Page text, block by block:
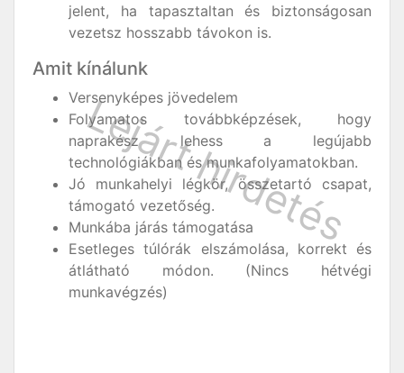
jelent, ha tapasztaltan és biztonságosan
vezetsz hosszabb távokon is.
Amit kínálunk
Versenyképes jövedelem
Folyamatos továbbképzések, hogy
naprakész lehess a legújabb
technológiákban és munkafolyamatokban.
Jó munkahelyi légkör, összetartó csapat,
támogató vezetőség.
Munkába járás támogatása
Esetleges túlórák elszámolása, korrekt és
átlátható módon. (Nincs hétvégi
munkavégzés)